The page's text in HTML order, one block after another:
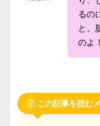
るの
と、
のよ！
この記事を読む